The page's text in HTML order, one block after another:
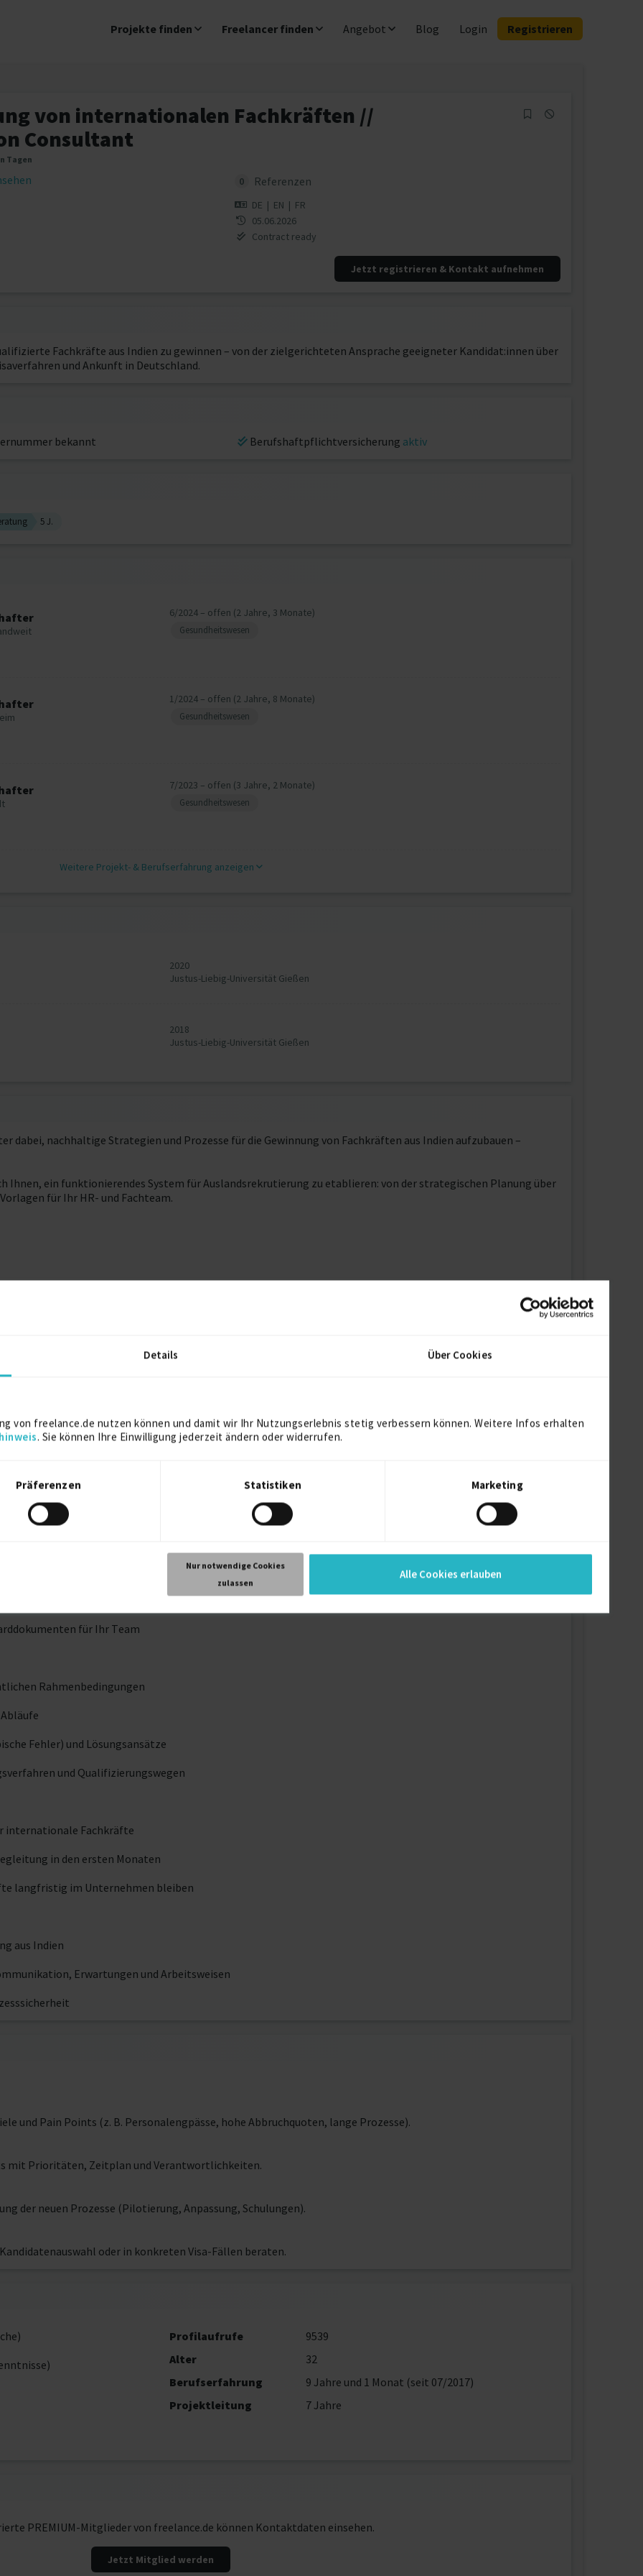
Details Über Cookies
von freelance.de nutzen können und damit wir Ihr Nutzungserlebnis stetig verbessern können. Weitere Infos erhalten
. Sie können Ihre Einwilligung jederzeit ändern oder widerrufen.
Präferenzen Statistiken Marketing
Nur notwendige Cookies
zulassen
Alle Cookies erlauben
Projekte finden Freelancer finden Angebot Blog Login Registrieren
von internationalen Fachkräften //
Consultant
Tagen
0 Referenzen
DE | EN | FR
05.06.2026
Contract ready
Jetzt registrieren & Kontakt aufnehmen
Fachkräfte aus Indien zu gewinnen – von der zielgerichteten Ansprache geeigneter Kandidat:innen über
und Ankunft in Deutschland.
bekannt Berufshaftpflichtversicherung aktiv
5 J.
6/2024 – offen (2 Jahre, 3 Monate)
Gesundheitswesen
1/2024 – offen (2 Jahre, 8 Monate)
Gesundheitswesen
7/2023 – offen (3 Jahre, 2 Monate)
Gesundheitswesen
Weitere Projekt‐ & Berufserfahrung anzeigen
2020
Justus-Liebig-Universität Gießen
2018
Justus-Liebig-Universität Gießen
dabei, nachhaltige Strategien und Prozesse für die Gewinnung von Fachkräften aus Indien aufzubauen –
Ihnen, ein funktionierendes System für Auslandsrekrutierung zu etablieren: von der strategischen Planung über
für Ihr HR- und Fachteam.
für Indien
Einzelaktionen
(HR, Fachbereich, externe Partner)
für Ihr Team
Rahmenbedingungen
Fehler) und Lösungsansätze
und Qualifizierungswegen
internationale Fachkräfte
in den ersten Monaten
langfristig im Unternehmen bleiben
aus Indien
Erwartungen und Arbeitsweisen
und Pain Points (z. B. Personalengpässe, hohe Abbruchquoten, lange Prozesse).
mit Prioritäten, Zeitplan und Verantwortlichkeiten.
der neuen Prozesse (Pilotierung, Anpassung, Schulungen).
oder in konkreten Visa-Fällen beraten.
Profilaufrufe
9539
Alter
32
Berufserfahrung
9 Jahre und 1 Monat (seit 07/2017)
Projektleitung
7 Jahre
PREMIUM-Mitglieder von freelance.de können Kontaktdaten einsehen.
Jetzt Mitglied werden